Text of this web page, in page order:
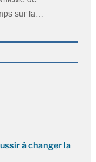
sur la…
à changer la